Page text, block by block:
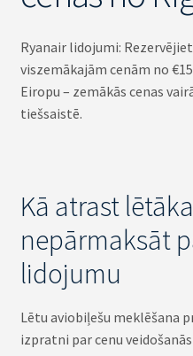
Ryanair lidojumi:
viszemākajām cenām no
Eiropu – zemākās cenas
tiešsaistē.
Kā atrast
nepārmaksāt
lidojumu
Lētu aviobiļešu meklēšana
izpratni par cenu